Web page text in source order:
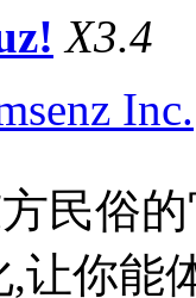
X3.4
Inc.
民俗
让你能